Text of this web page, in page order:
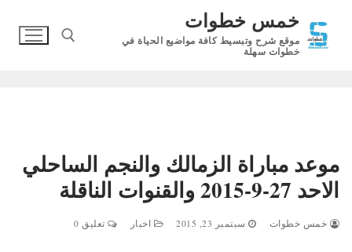
المحتوى
خمس خطوات
موقع شرح وتبسيط كافة مواضيع الحياة في
خطوات سهلة
موعد مباراة الزمالك والنجم الساحلي
الاحد 27-9-2015 والقنوات الناقلة
خمس خطوات سبتمبر 23, 2015 اخبار تعليق 0